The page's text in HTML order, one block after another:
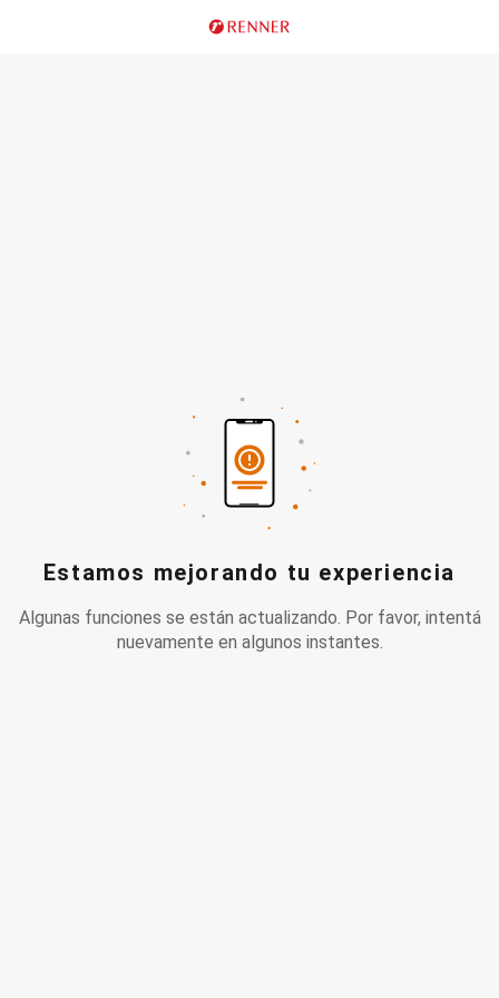
Estamos mejorando tu experiencia
Algunas funciones se están actualizando. Por favor, intentá
nuevamente en algunos instantes.